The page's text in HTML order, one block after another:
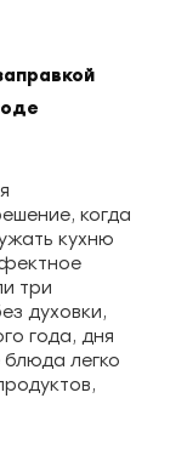
когда
кухню
три
духовки,
года, дня
легко